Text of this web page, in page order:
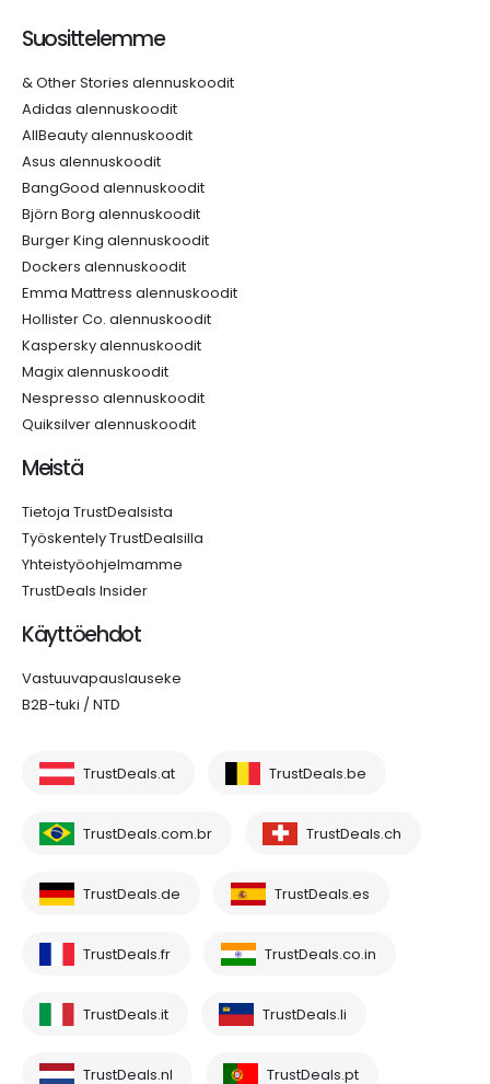
Suosittelemme
& Other Stories alennuskoodit
Adidas alennuskoodit
AllBeauty alennuskoodit
Asus alennuskoodit
BangGood alennuskoodit
Björn Borg alennuskoodit
Burger King alennuskoodit
Dockers alennuskoodit
Emma Mattress alennuskoodit
Hollister Co. alennuskoodit
Kaspersky alennuskoodit
Magix alennuskoodit
Nespresso alennuskoodit
Quiksilver alennuskoodit
Meistä
Tietoja TrustDealsista
Työskentely TrustDealsilla
Yhteistyöohjelmamme
TrustDeals Insider
Käyttöehdot
Vastuuvapauslauseke
B2B-tuki / NTD
TrustDeals.at TrustDeals.be
TrustDeals.com.br TrustDeals.ch
TrustDeals.de TrustDeals.es
TrustDeals.fr TrustDeals.co.in
TrustDeals.it TrustDeals.li
TrustDeals.nl TrustDeals.pt